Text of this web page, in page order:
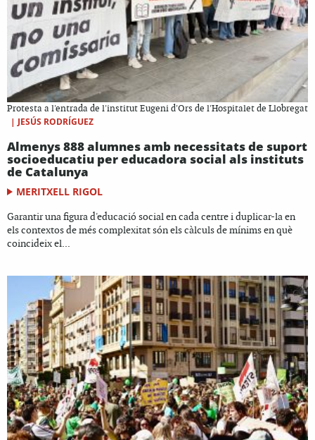
Protesta a l'entrada de l'institut Eugeni d'Ors de l'Hospitalet de Llobregat
| JESÚS RODRÍGUEZ
Almenys 888 alumnes amb necessitats de suport
socioeducatiu per educadora social als instituts
de Catalunya
MERITXELL RIGOL
Garantir una figura d'educació social en cada centre i duplicar-la en
els contextos de més complexitat són els càlculs de mínims en què
coincideix el...